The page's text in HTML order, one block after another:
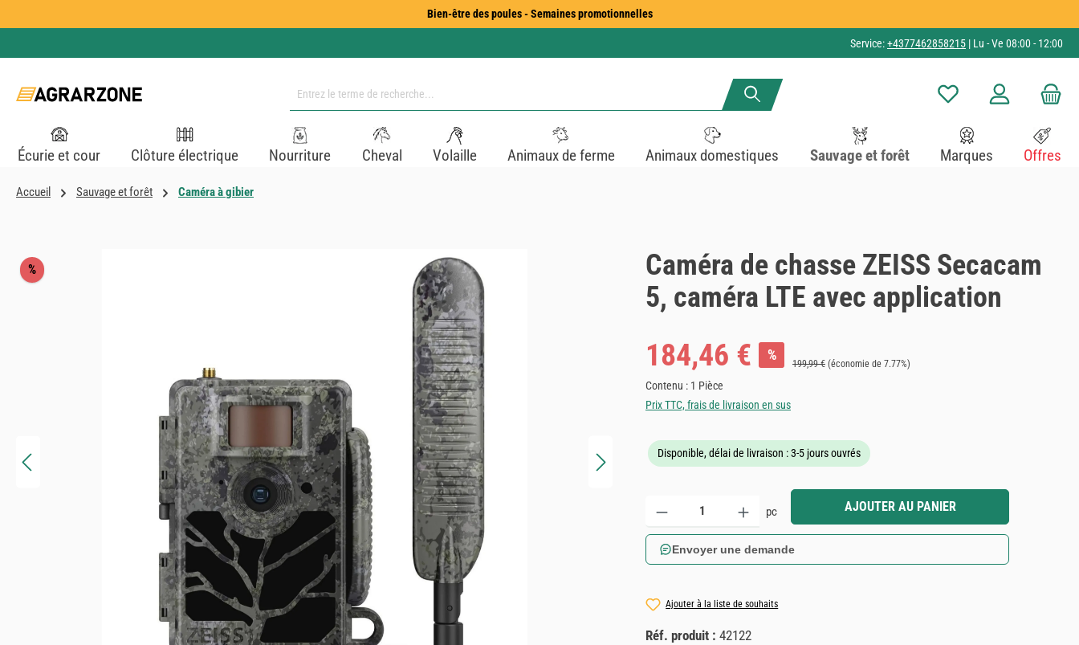
Bien-être des poules - Semaines promotionnelles
Service:+4377462858215 | Lu - Ve 08:00 - 12:00
Vous avez 0 articles dans
Écurie et cour Clôture électrique Nourriture Cheval Volaille Animaux de ferme Animaux domestiques Sauvage et forêt Marques Offres
Accueil Sauvage et forêt Caméra à gibier
Ignorer la galerie d'images
%Réduction
Caméra de chasse ZEISS Secacam
5, caméra LTE avec application
Prix de vente :
184,46 € % Prix régulier :
199,99 € (économie de 7.77%)
Contenu : 1 Pièce
Prix TTC, frais de livraison en sus
Disponible, délai de livraison : 3-5 jours ouvrés
Quantité de produit : Entrez la quantité souhaitée ou utilisez les boutons pour augmenter ou
pc AJOUTER AU PANIER
Envoyer une demande
Ajouter à la liste de souhaits
Réf. produit : 42122